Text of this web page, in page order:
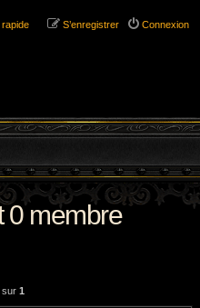
Connexion
S’enregistrer
0 membre
sur 1